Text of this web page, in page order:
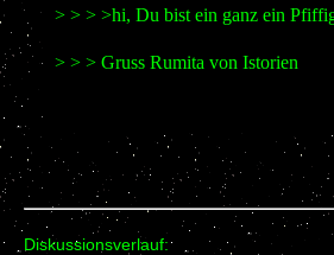
> > > >hi, Du bist ein ganz ein
> > > Gruss Rumita von Istorien
Diskussionsverlauf: